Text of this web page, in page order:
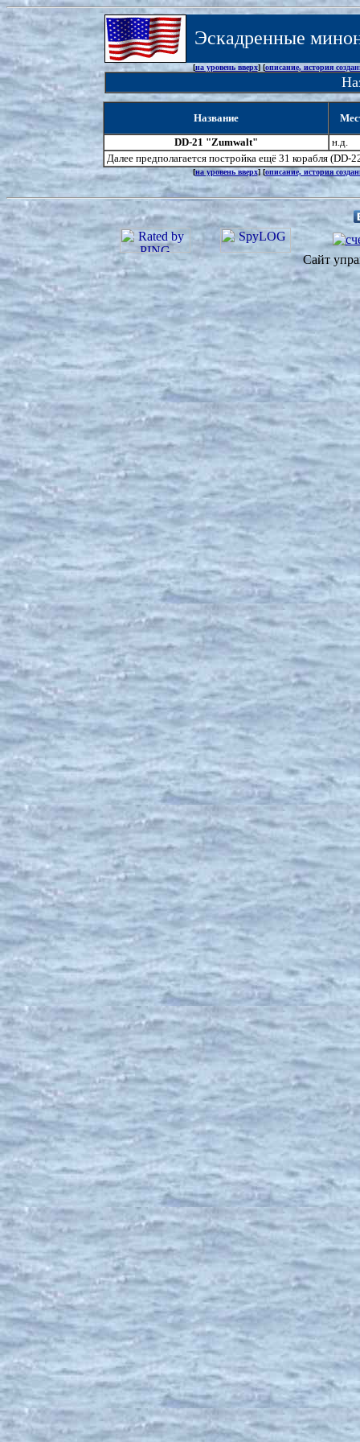
Эскадренные
[на уровень вверх] [описание, история
Название
DD-21 "Zumwalt"
н.д.
Далее предполагается постройка ещё 31 корабля
[на уровень вверх] [описание, история
Сайт